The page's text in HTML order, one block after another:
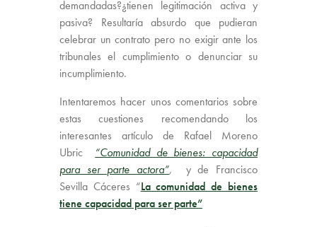
demandadas?¿tienen legitimación activa y
pasiva? Resultaría absurdo que pudieran
celebrar un contrato pero no exigir ante los
tribunales el cumplimiento o denunciar su
incumplimiento.
Intentaremos hacer unos comentarios sobre
estas cuestiones recomendando los
interesantes artículo de Rafael Moreno
Ubric “Comunidad de bienes: capacidad
para ser parte actora”, y de Francisco
Sevilla Cáceres “La comunidad de bienes
tiene capacidad para ser parte”